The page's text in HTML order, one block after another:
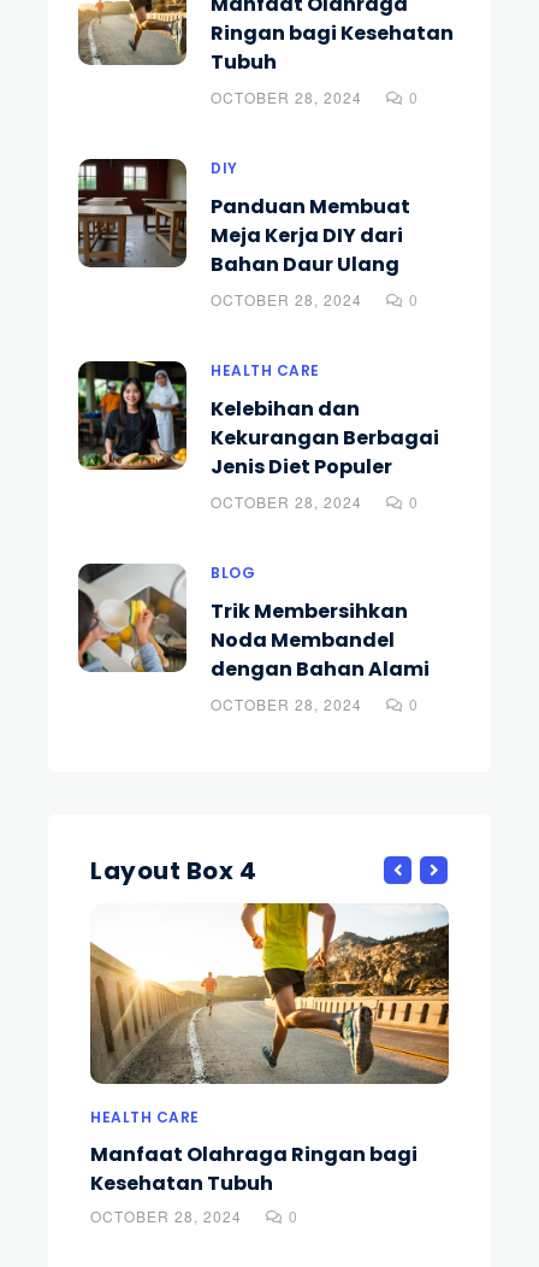
Ringan bagi Kesehatan
Tubuh
OCTOBER 28, 2024 0
DIY
Panduan Membuat
Meja Kerja DIY dari
Bahan Daur Ulang
OCTOBER 28, 2024 0
HEALTH CARE
Kelebihan dan
Kekurangan Berbagai
Jenis Diet Populer
OCTOBER 28, 2024 0
BLOG
Trik Membersihkan
Noda Membandel
dengan Bahan Alami
OCTOBER 28, 2024 0
Layout Box 4
HEALTH CARE
Manfaat Olahraga Ringan bagi
Kesehatan Tubuh
OCTOBER 28, 2024 0